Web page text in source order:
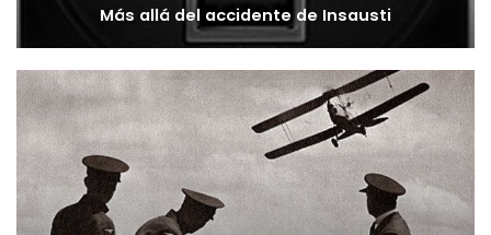
Más allá del accidente de Insausti